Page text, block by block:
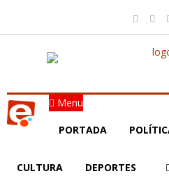
Menu
PORTADA
CULTURA DEPORTES